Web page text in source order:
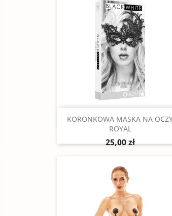
Szybki podgląd
KORONKOWA MASKA NA
ROYAL
25,00 zł